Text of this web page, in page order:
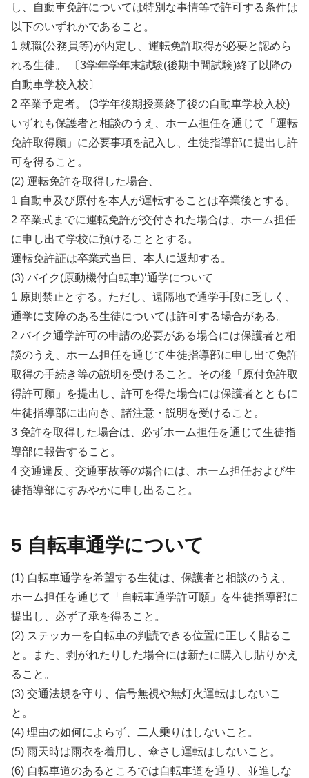
し、自動車免許については特別な事情等で許可する条件は
以下のいずれかであること。
1 就職(公務員等)が内定し、運転免許取得が必要と認めら
れる生徒。 〔3学年学年末試験(後期中間試験)終了以降の
自動車学校入校〕
2 卒業予定者。 (3学年後期授業終了後の自動車学校入校)
いずれも保護者と相談のうえ、ホーム担任を通じて「運転
免許取得願」に必要事項を記入し、生徒指導部に提出し許
可を得ること。
(2) 運転免許を取得した場合、
1 自動車及び原付を本人が運転することは卒業後とする。
2 卒業式までに運転免許が交付された場合は、ホーム担任
に申し出て学校に預けることとする。
運転免許証は卒業式当日、本人に返却する。
(3) バイク(原動機付自転車)‘通学について
1 原則禁止とする。ただし、遠隔地で通学手段に乏しく、
通学に支障のある生徒については許可する場合がある。
2 バイク通学許可の申請の必要がある場合には保護者と相
談のうえ、ホーム担任を通じて生徒指導部に申し出て免許
取得の手続き等の説明を受けること。その後「原付免許取
得許可願」を提出し、許可を得た場合には保護者とともに
生徒指導部に出向き、諸注意・説明を受けること。
3 免許を取得した場合は、必ずホーム担任を通じて生徒指
導部に報告すること。
4 交通違反、交通事故等の場合には、ホーム担任および生
徒指導部にすみやかに申し出ること。
5 自転車通学について
(1) 自転車通学を希望する生徒は、保護者と相談のうえ、
ホーム担任を通じて「自転車通学許可願」を生徒指導部に
提出し、必ず了承を得ること。
(2) ステッカーを自転車の判読できる位置に正しく貼るこ
と。また、剥がれたりした場合には新たに購入し貼りかえ
ること。
(3) 交通法規を守り、信号無視や無灯火運転はしないこ
と。
(4) 理由の如何によらず、二人乗りはしないこと。
(5) 雨天時は雨衣を着用し、傘さし運転はしないこと。
(6) 自転車道のあるところでは自転車道を通り、並進しな